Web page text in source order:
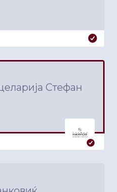
Стефан